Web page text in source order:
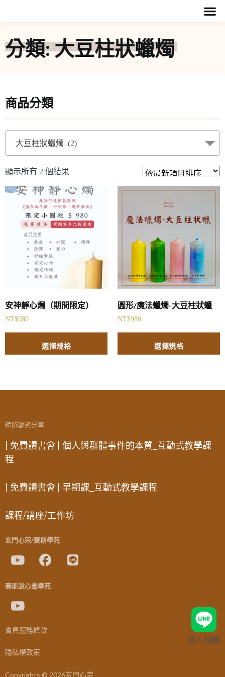
分類: 大豆柱狀蠟燭
商品分類
大豆柱狀蠟燭 (2)
顯示所有 2 個結果
安神靜心燭（期間限定）
NT$980
選擇規格
圓形/魔法蠟燭-大豆柱狀蠟
NT$980
選擇規格
精選動態分享
| 免費讀書會 | 個人與群體事件的本質_互動式教學課
程
| 免費讀書會 | 早期課_互動式教學課程
課程/講座/工作坊
玄門心宗/賽斯學苑
賽斯說心靈學苑
會員服務條款
隱私權政策
Copyrights © 2026玄門心宗
專人服務